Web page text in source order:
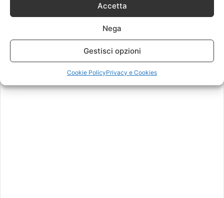
Accetta
Nega
Gestisci opzioni
Cookie PolicyPrivacy e Cookies
titolo Devilman Crybaby
Cannes: il programma di
oggi, film in lizza e i
vincitori delle sezioni
26 Maggio 2017